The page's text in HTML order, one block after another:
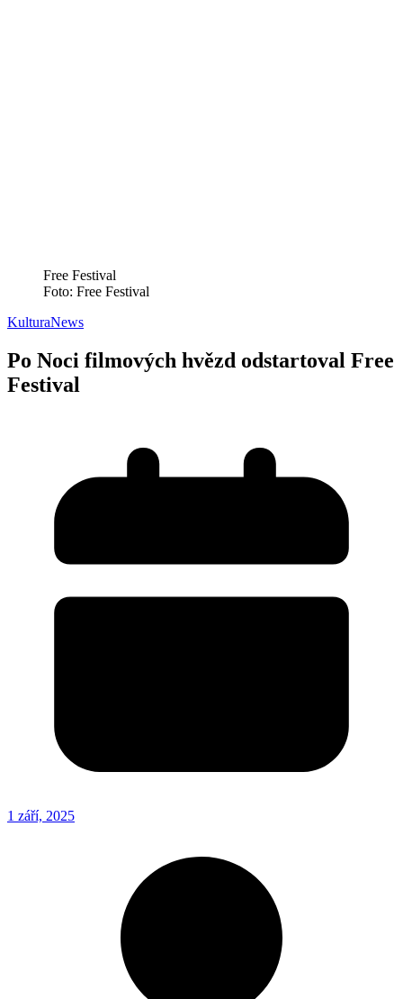
Free Festival
Foto: Free Festival
KulturaNews
Po Noci filmových hvězd odstartoval Free
Festival
1 září, 2025